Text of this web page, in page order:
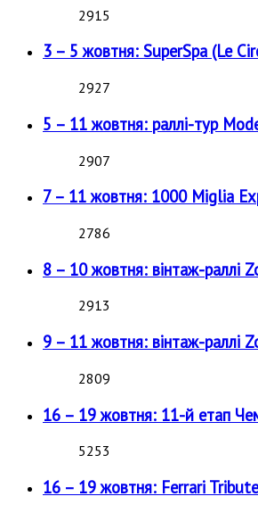
2915
3 – 5 жовтня: SuperSpa (Le
2927
5 – 11 жовтня: раллі-тур
2907
7 – 11 жовтня: 1000 Miglia
2786
8 – 10 жовтня: вінтаж-раллі
2913
9 – 11 жовтня: вінтаж-
2809
16 – 19 жовтня: 11-й етап
5253
16 – 19 жовтня: Ferrari